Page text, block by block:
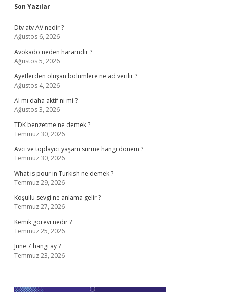
Sidebar
Son Yazılar
Dtv atv AV nedir ?
Ağustos 6, 2026
Avokado neden haramdır ?
Ağustos 5, 2026
Ayetlerden oluşan bölümlere ne ad verilir ?
Ağustos 4, 2026
Al mı daha aktif ni mi ?
Ağustos 3, 2026
TDK benzetme ne demek ?
Temmuz 30, 2026
Avcı ve toplayıcı yaşam sürme hangi dönem ?
Temmuz 30, 2026
What is pour in Turkish ne demek ?
Temmuz 29, 2026
Koşullu sevgi ne anlama gelir ?
Temmuz 27, 2026
Kemik görevi nedir ?
Temmuz 25, 2026
June 7 hangi ay ?
Temmuz 23, 2026